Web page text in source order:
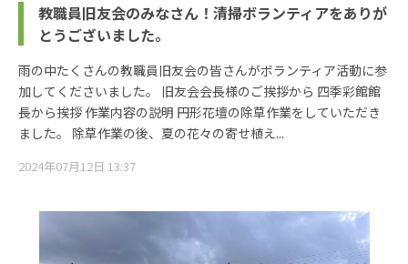
教職員旧友会のみなさん！清掃ボランティアをありが
とうございました。
雨の中たくさんの教職員旧友会の皆さんがボランティア活動に参
加してくださいました。 旧友会会長様のご挨拶から 四季彩館館
長から挨拶 作業内容の説明 円形花壇の除草作業をしていただき
ました。 除草作業の後、夏の花々の寄せ植え...
2024年07月12日 13:37